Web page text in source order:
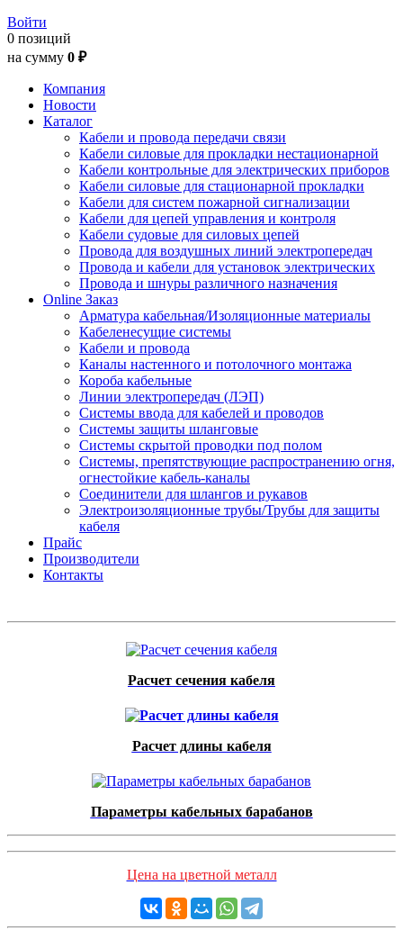
Войти
0 позиций
на сумму 0 ₽
Компания
Новости
Каталог
Кабели и провода передачи связи
Кабели силовые для прокладки нестационарной
Кабели контрольные для электрических приборов
Кабели силовые для стационарной прокладки
Кабели для систем пожарной сигнализации
Кабели для цепей управления и контроля
Кабели судовые для силовых цепей
Провода для воздушных линий электропередач
Провода и кабели для установок электрических
Провода и шнуры различного назначения
Online Заказ
Арматура кабельная/Изоляционные материалы
Кабеленесущие системы
Кабели и провода
Каналы настенного и потолочного монтажа
Короба кабельные
Линии электропередач (ЛЭП)
Системы ввода для кабелей и проводов
Системы защиты шланговые
Системы скрытой проводки под полом
Системы, препятствующие распространению огня,
огнестойкие кабель-каналы
Соединители для шлангов и рукавов
Электроизоляционные трубы/Трубы для защиты
кабеля
Прайс
Производители
Контакты
Расчет сечения кабеля
Расчет длины кабеля
Параметры кабельных барабанов
Цена на цветной металл